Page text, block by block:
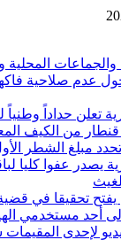
والجماعات المحلية
عدم صلاحية
تعلن حداداً وطنياً
من الكيف
مبلغ الشطر
يصدر عفوا كليا
يفتح تحقيقا في
أحد مستخدمي
لإحدى المقيمات